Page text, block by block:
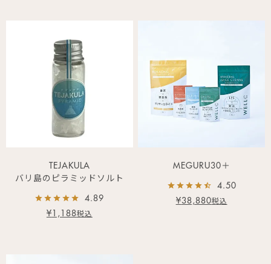
TEJAKULA
バリ島のピラミッドソルト
4.89
¥ 1,188税込
MEGURU30＋
4.50
¥38,880税込